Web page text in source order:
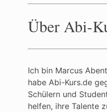
Über Abi-
Ich bin Marcus
habe Abi-Kurs.de
Schülern und
helfen, ihre Talente